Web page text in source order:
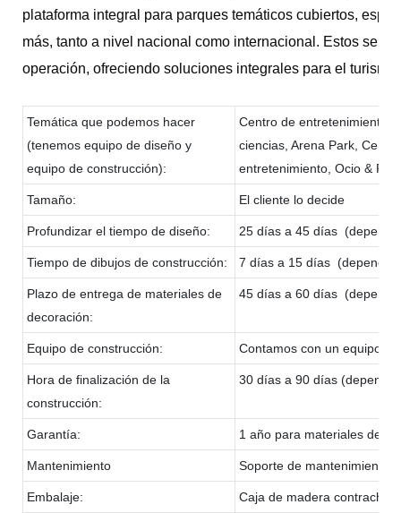
plataforma integral para parques temáticos cubiertos,
más, tanto a nivel nacional como internacional. Estos
operación, ofreciendo soluciones integrales para el
Temática que podemos hacer
(tenemos equipo de diseño y
equipo de construcción):
Centro de entretenimiento
ciencias, Arena Park,
entretenimiento, Ocio &
Tamaño: El cliente lo decide
Profundizar el tiempo de diseño: 25 días a 45 días
Tiempo de dibujos de construcción: 7 días a 15 días (depende
Plazo de entrega de materiales de
decoración:
45 días a 60 días
Equipo de construcción: Contamos con un equipo
Hora de finalización de la
construcción:
30 días a 90 días (depende
Garantía: 1 año para materiales de
Mantenimiento Soporte de mantenimiento
Embalaje: Caja de madera